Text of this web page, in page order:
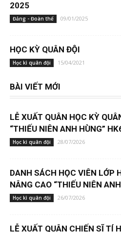
2025
Đảng - Đoàn thể 09/01/2025
HỌC KỲ QUÂN ĐỘI
Học kì quân đội 15/04/2021
BÀI VIẾT MỚI
LỄ XUẤT QUÂN HỌC KỲ
“THIẾU NIÊN ANH HÙNG”
Học kì quân đội 28/07/2026
DANH SÁCH HỌC VIÊN LỚP
NÂNG CAO “THIẾU NIÊN
Học kì quân đội 26/07/2026
LỄ XUẤT QUÂN CHIẾN SĨ TÍ